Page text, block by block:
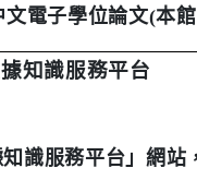
文電子學位論文(本
知識服務平台
知識服務平台」網